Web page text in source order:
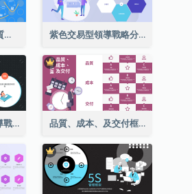
僕人式領導10個品質環型圖解 紫色交易型領導戰略分析
橙色和藍色事務領導戰略分析 品質、成本、及交付框架結構